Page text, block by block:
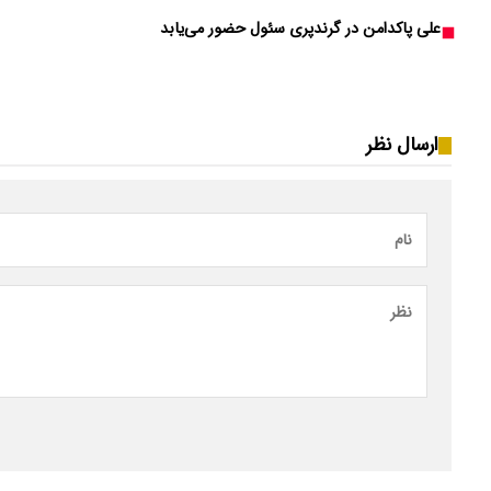
علی پاکدامن در گرندپری سئول حضور می‌یابد
ارسال نظر